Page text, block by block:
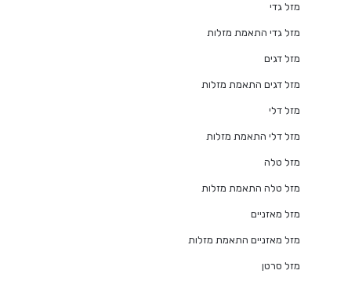
מזל גדי
מזל גדי התאמת מזלות
מזל דגים
מזל דגים התאמת מזלות
מזל דלי
מזל דלי התאמת מזלות
מזל טלה
מזל טלה התאמת מזלות
מזל מאזניים
מזל מאזניים התאמת מזלות
מזל סרטן